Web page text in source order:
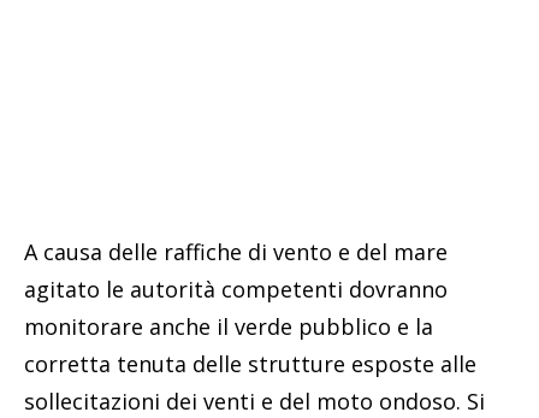
A causa delle raffiche di vento e del mare
agitato le autorità competenti dovranno
monitorare anche il verde pubblico e la
corretta tenuta delle strutture esposte alle
sollecitazioni dei venti e del moto ondoso. Si